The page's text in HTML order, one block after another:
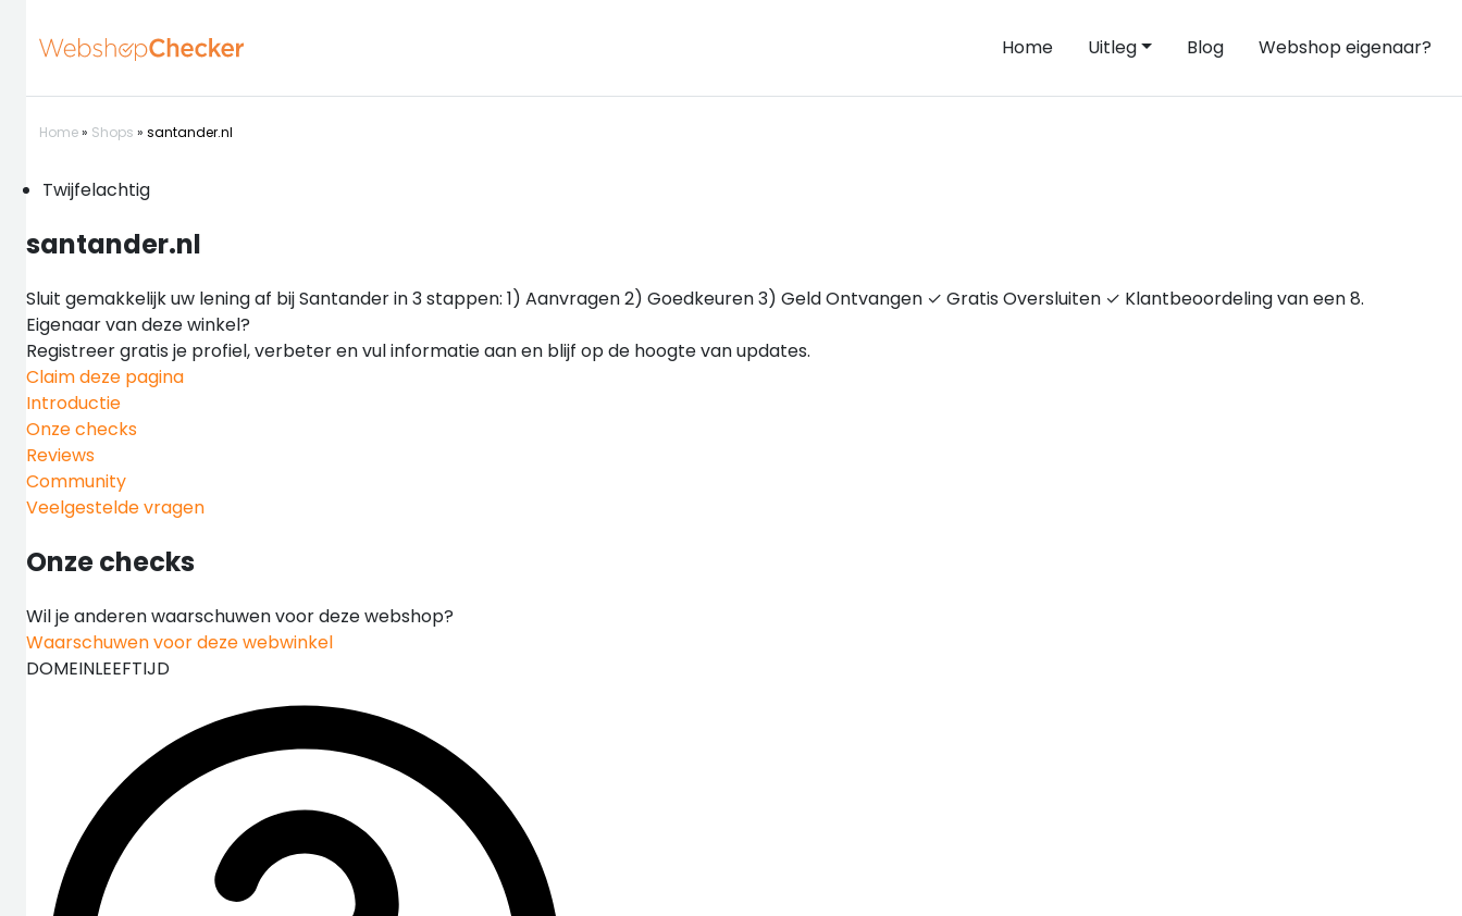
Home Uitleg Blog Webshop eigenaar?
Home» Shops » santander.nl
Twijfelachtig
santander.nl
Sluit gemakkelijk uw lening af bij Santander in 3 stappen: 1) Aanvragen 2) Goedkeuren 3) Geld Ontvangen ✓ Gratis Oversluiten ✓ Klantbeoordeling van een 8.
Eigenaar van deze winkel?
Registreer gratis je profiel, verbeter en vul informatie aan en blijf op de hoogte van updates.
Claim deze pagina
Introductie
Onze checks
Reviews
Community
Veelgestelde vragen
Onze checks
Wil je anderen waarschuwen voor deze webshop?
Waarschuwen voor deze webwinkel
DOMEINLEEFTIJD